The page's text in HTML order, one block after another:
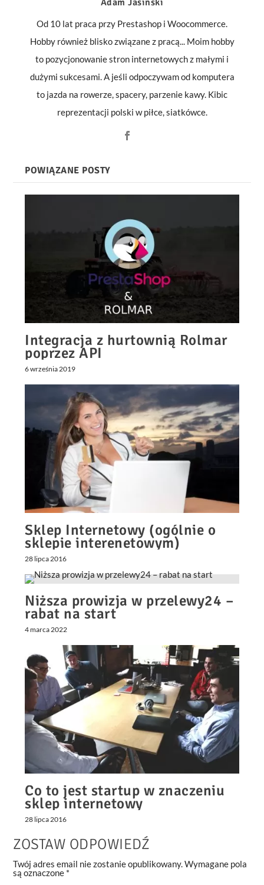
Od 10 lat praca przy Prestashop i Woocommerce.
Hobby również blisko związane z pracą... Moim hobby
to pozycjonowanie stron internetowych z małymi i
dużymi sukcesami. A jeśli odpoczywam od komputera
to jazda na rowerze, spacery, parzenie kawy. Kibic
reprezentacji polski w piłce, siatkówce.
POWIĄZANE POSTY
Integracja z hurtownią Rolmar
poprzez API
6 września 2019
Sklep Internetowy (ogólnie o
sklepie interenetowym)
28 lipca 2016
Niższa prowizja w przelewy24 –
rabat na start
4 marca 2022
Co to jest startup w znaczeniu
sklep internetowy
28 lipca 2016
ZOSTAW ODPOWIEDŹ
Twój adres email nie zostanie opublikowany. Wymagane pola
są oznaczone *